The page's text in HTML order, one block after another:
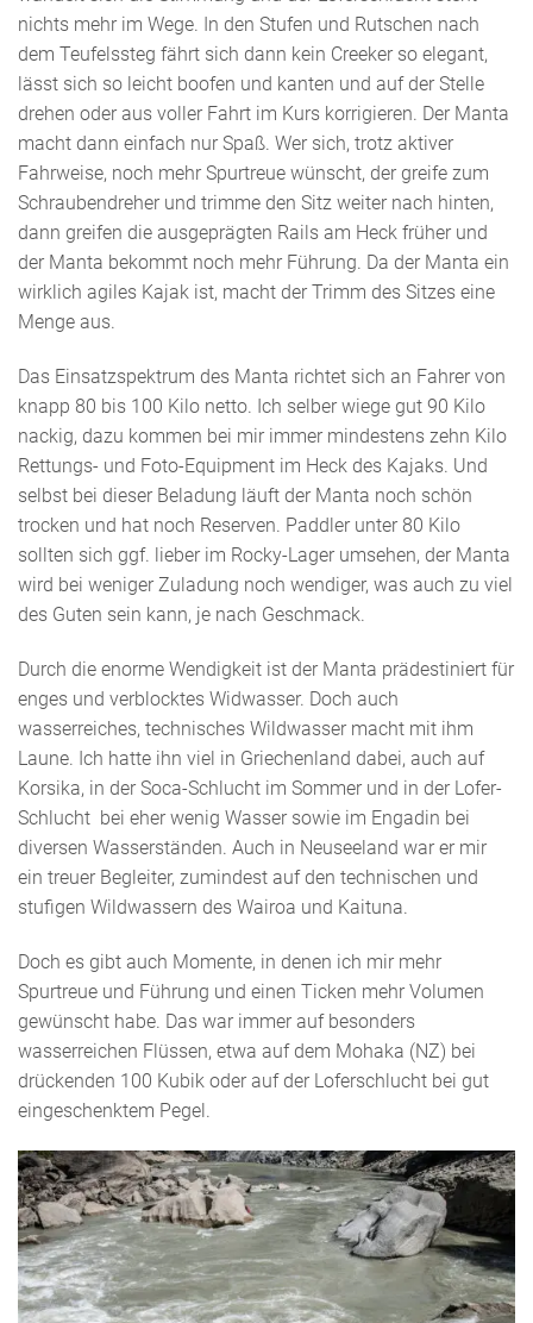
nichts mehr im Wege. In den Stufen und Rutschen nach
dem Teufelssteg fährt sich dann kein Creeker so elegant,
lässt sich so leicht boofen und kanten und auf der Stelle
drehen oder aus voller Fahrt im Kurs korrigieren. Der Manta
macht dann einfach nur Spaß. Wer sich, trotz aktiver
Fahrweise, noch mehr Spurtreue wünscht, der greife zum
Schraubendreher und trimme den Sitz weiter nach hinten,
dann greifen die ausgeprägten Rails am Heck früher und
der Manta bekommt noch mehr Führung. Da der Manta ein
wirklich agiles Kajak ist, macht der Trimm des Sitzes eine
Menge aus.
Das Einsatzspektrum des Manta richtet sich an Fahrer von
knapp 80 bis 100 Kilo netto. Ich selber wiege gut 90 Kilo
nackig, dazu kommen bei mir immer mindestens zehn Kilo
Rettungs- und Foto-Equipment im Heck des Kajaks. Und
selbst bei dieser Beladung läuft der Manta noch schön
trocken und hat noch Reserven. Paddler unter 80 Kilo
sollten sich ggf. lieber im Rocky-Lager umsehen, der Manta
wird bei weniger Zuladung noch wendiger, was auch zu viel
des Guten sein kann, je nach Geschmack.
Durch die enorme Wendigkeit ist der Manta prädestiniert für
enges und verblocktes Widwasser. Doch auch
wasserreiches, technisches Wildwasser macht mit ihm
Laune. Ich hatte ihn viel in Griechenland dabei, auch auf
Korsika, in der Soca-Schlucht im Sommer und in der Lofer-
Schlucht bei eher wenig Wasser sowie im Engadin bei
diversen Wasserständen. Auch in Neuseeland war er mir
ein treuer Begleiter, zumindest auf den technischen und
stufigen Wildwassern des Wairoa und Kaituna.
Doch es gibt auch Momente, in denen ich mir mehr
Spurtreue und Führung und einen Ticken mehr Volumen
gewünscht habe. Das war immer auf besonders
wasserreichen Flüssen, etwa auf dem Mohaka (NZ) bei
drückenden 100 Kubik oder auf der Loferschlucht bei gut
eingeschenktem Pegel.